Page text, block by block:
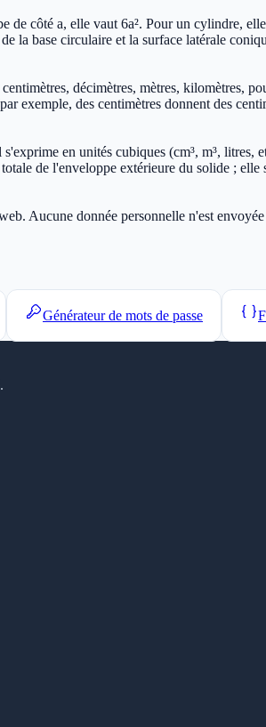
de côté a, elle vaut 6a². Pour un cylindre,
la base circulaire et la surface latérale
décimètres, mètres, kilomètres,
exemple, des centimètres donnent des
en unités cubiques (cm³, m³, litres,
de l'enveloppe extérieure du solide ;
Aucune donnée personnelle n'est
Générateur de mots de passe